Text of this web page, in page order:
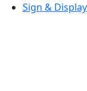
Sign & Display